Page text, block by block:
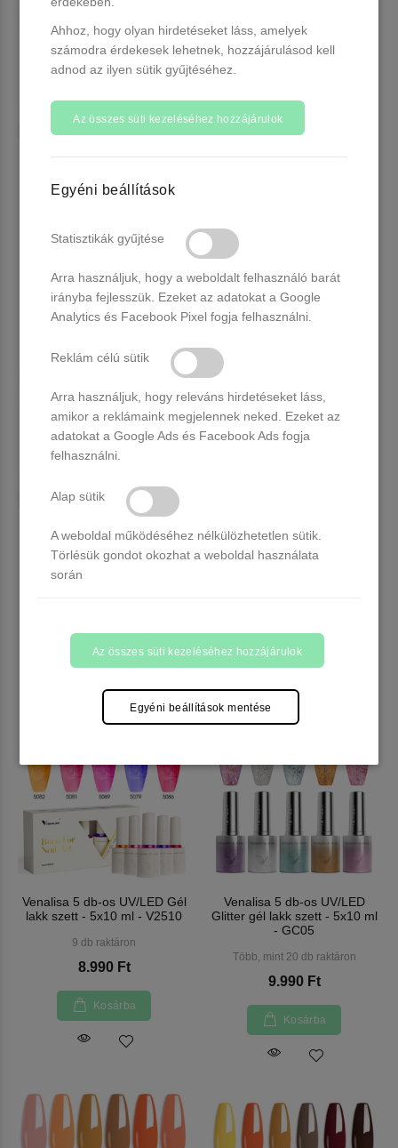
lakk szett - 5x10 ml - V2506
8.990 Ft
Kosárba Kosárba
Venalisa 5 db-os UV/LED Gél
lakk szett - 5x10 ml - V2508
19 db raktáron
Venalisa 5 db-os UV/LED Gél
lakk szett - 5x10 ml - V2509
Kosárba
Venalisa 5 db-os UV/LED Gél
lakk szett - 5x10 ml - V2510
9 db raktáron
8.990 Ft
Kosárba
Venalisa 5 db-os UV/LED
Glitter gél lakk szett - 5x10 ml
- GC05
Több, mint 20 db raktáron
9.990 Ft
Kosárba
Ahhoz, hogy olyan hirdetéseket láss, amelyek
számodra érdekesek lehetnek, hozzájárulásod kell
adnod az ilyen sütik gyűjtéséhez.
Az összes süti kezeléséhez hozzájárulok
Egyéni beállítások
Statisztikák gyűjtése
Arra használjuk, hogy a weboldalt felhasználó barát
irányba fejlesszük. Ezeket az adatokat a Google
Analytics és Facebook Pixel fogja felhasználni.
Reklám célú sütik
Arra használjuk, hogy releváns hirdetéseket láss,
amikor a reklámaink megjelennek neked. Ezeket az
adatokat a Google Ads és Facebook Ads fogja
felhasználni.
Alap sütik
A weboldal működéséhez nélkülözhetetlen sütik.
Törlésük gondot okozhat a weboldal használata
során
Az összes süti kezeléséhez hozzájárulok
Egyéni beállítások mentése